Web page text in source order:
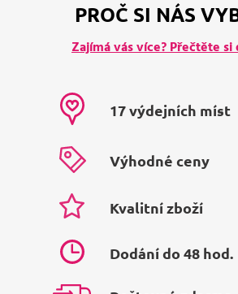
PROČ SI NÁS
Zajímá vás více? Přečtěte
17 výdejních míst
Výhodné ceny
Kvalitní zboží
Dodání do 48 hod.